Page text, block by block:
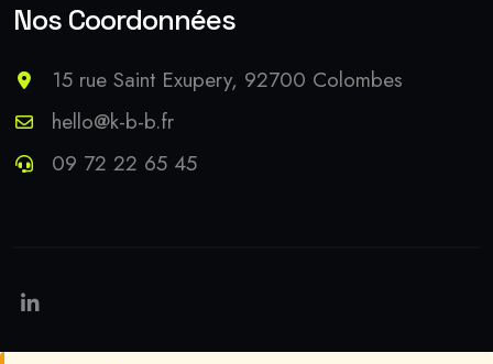
Nos Coordonnées
15 rue Saint Exupery, 92700 Colombes
hello@k-b-b.fr
09 72 22 65 45